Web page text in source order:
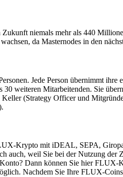
niemals mehr als 440
da Masternodes in den
Jede Person übernimmt
weiteren Mitarbeitenden. Sie
(Strategy Officer und
Krypto mit iDEAL, SEPA,
weil Sie bei der Nutzung
Dann können Sie hier
Nachdem Sie Ihre FLUX-